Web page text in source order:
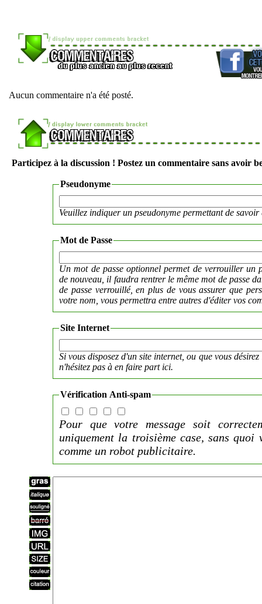
Aucun commentaire n'a été posté.
Participez à la discussion ! Postez un commentaire sans avoir
Pseudonyme
Veuillez indiquer un pseudonyme permettant de savoir
Mot de Passe
Un mot de passe optionnel permet de verrouiller un
de nouveau, il faudra rentrer le même mot de passe
de passe verrouillé, en plus de vous assurer que
votre nom, vous permettra entre autres d'éditer vos
Site Internet
Si vous disposez d'un site internet, ou que vous
n'hésitez pas à en faire part ici.
Vérification Anti-spam
Pour que votre message soit
uniquement la troisième case, sans quoi
comme un robot publicitaire.